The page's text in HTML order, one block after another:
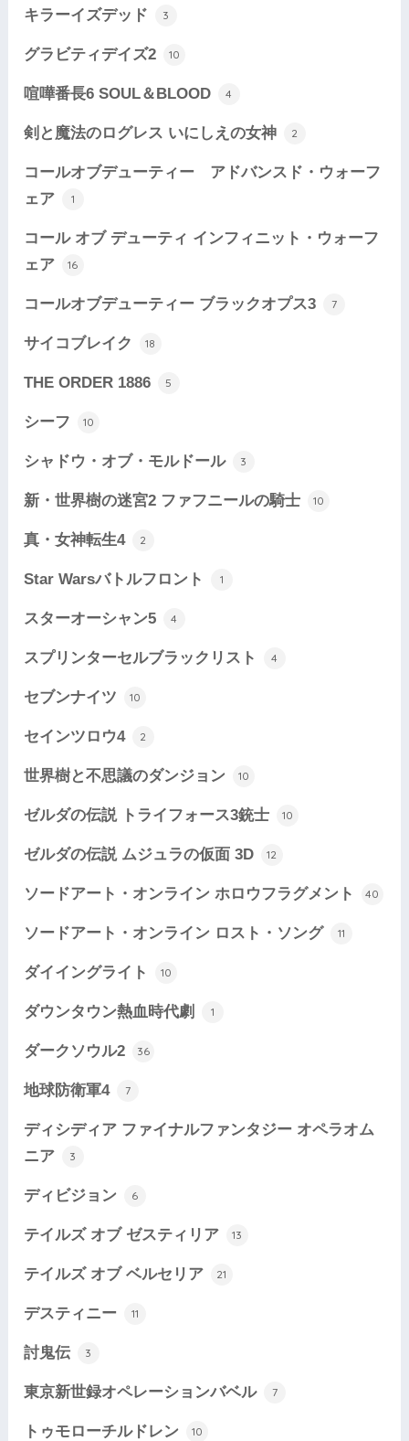
キラーイズデッド 3
グラビティデイズ2 10
喧嘩番長6 SOUL＆BLOOD 4
剣と魔法のログレス いにしえの女神 2
コールオブデューティー アドバンスド・ウォーフ
ェア
1
コール オブ デューティ インフィニット・ウォーフ
ェア
16
コールオブデューティー ブラックオプス3 7
サイコブレイク 18
THE ORDER 1886 5
シーフ 10
シャドウ・オブ・モルドール 3
新・世界樹の迷宮2 ファフニールの騎士 10
真・女神転生4 2
Star Warsバトルフロント 1
スターオーシャン5 4
スプリンターセルブラックリスト 4
セブンナイツ 10
セインツロウ4 2
世界樹と不思議のダンジョン 10
ゼルダの伝説 トライフォース3銃士 10
ゼルダの伝説 ムジュラの仮面 3D 12
ソードアート・オンライン ホロウフラグメント 40
ソードアート・オンライン ロスト・ソング 11
ダイイングライト 10
ダウンタウン熱血時代劇 1
ダークソウル2 36
地球防衛軍4 7
ディシディア ファイナルファンタジー オペラオム
ニア
3
ディビジョン 6
テイルズ オブ ゼスティリア 13
テイルズ オブ ベルセリア 21
デスティニー 11
討鬼伝 3
東京新世録オペレーションバベル 7
トゥモローチルドレン 10